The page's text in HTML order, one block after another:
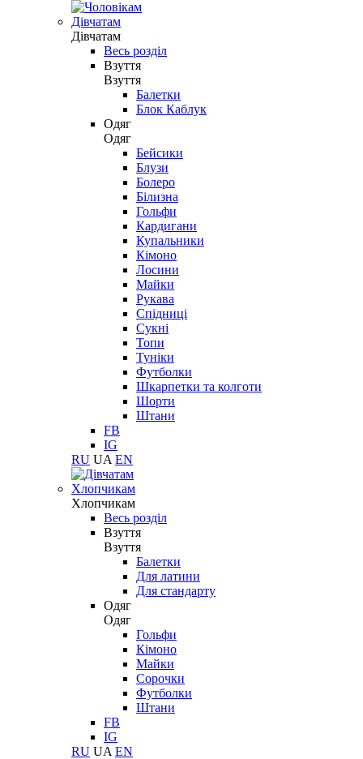
Дівчатам
Дівчатам
Весь розділ
Взуття
Взуття
Балетки
Блок Каблук
Одяг
Одяг
Бейсики
Блузи
Болеро
Білизна
Гольфи
Кардигани
Купальники
Кімоно
Лосини
Майки
Рукава
Спідниці
Сукні
Топи
Туніки
Футболки
Шкарпетки та колготи
Шорти
Штани
FB
IG
RU UA EN
Хлопчикам
Хлопчикам
Весь розділ
Взуття
Взуття
Балетки
Для латини
Для стандарту
Одяг
Одяг
Гольфи
Кімоно
Майки
Сорочки
Футболки
Штани
FB
IG
RU UA EN